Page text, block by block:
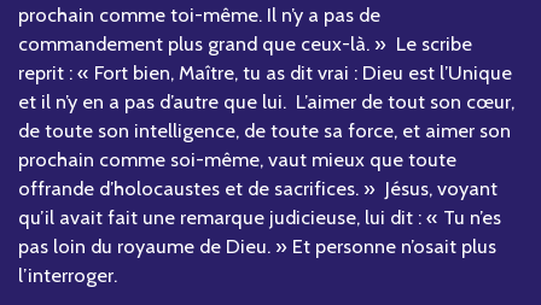
prochain comme toi-même. Il n’y a pas de
commandement plus grand que ceux-là. » Le scribe
reprit : « Fort bien, Maître, tu as dit vrai : Dieu est l’Unique
et il n’y en a pas d’autre que lui. L’aimer de tout son cœur,
de toute son intelligence, de toute sa force, et aimer son
prochain comme soi-même, vaut mieux que toute
offrande d’holocaustes et de sacrifices. » Jésus, voyant
qu’il avait fait une remarque judicieuse, lui dit : « Tu n’es
pas loin du royaume de Dieu. » Et personne n’osait plus
l’interroger.